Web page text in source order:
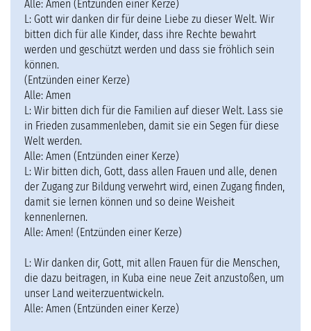
Alle: Amen (Entzünden einer Kerze)
L: Gott wir danken dir für deine Liebe zu dieser Welt. Wir
bitten dich für alle Kinder, dass ihre Rechte bewahrt
werden und geschützt werden und dass sie fröhlich sein
können.
(Entzünden einer Kerze)
Alle: Amen
L: Wir bitten dich für die Familien auf dieser Welt. Lass sie
in Frieden zusammenleben, damit sie ein Segen für diese
Welt werden.
Alle: Amen (Entzünden einer Kerze)
L: Wir bitten dich, Gott, dass allen Frauen und alle, denen
der Zugang zur Bildung verwehrt wird, einen Zugang finden,
damit sie lernen können und so deine Weisheit
kennenlernen.
Alle: Amen! (Entzünden einer Kerze)
L: Wir danken dir, Gott, mit allen Frauen für die Menschen,
die dazu beitragen, in Kuba eine neue Zeit anzustoßen, um
unser Land weiterzuentwickeln.
Alle: Amen (Entzünden einer Kerze)